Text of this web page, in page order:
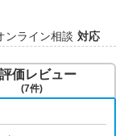
ンライン相談 対応
価レビュー
(7件)